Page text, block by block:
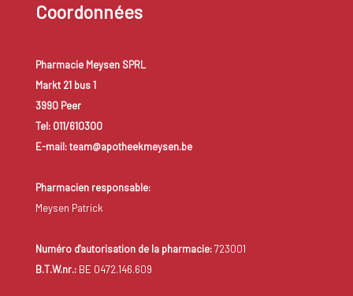
Coordonnées
Pharmacie Meysen SPRL
Markt 21 bus 1
3990 Peer
Tel: 011/610300
E-mail: team@apotheekmeysen.be
Pharmacien responsable:
Meysen Patrick
Numéro d'autorisation de la pharmacie:723001
B.T.W.nr.:BE 0472.146.609